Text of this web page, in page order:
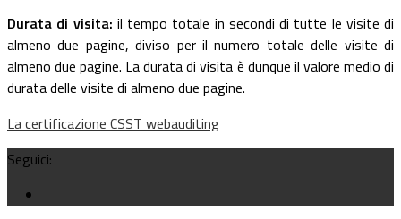
Durata di visita: il tempo totale in secondi di tutte le visite di
almeno due pagine, diviso per il numero totale delle visite di
almeno due pagine. La durata di visita è dunque il valore medio di
durata delle visite di almeno due pagine.
La certificazione CSST webauditing
Seguici: